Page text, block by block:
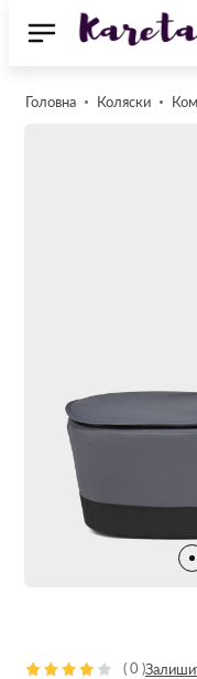
Головна Коляски
(0 )